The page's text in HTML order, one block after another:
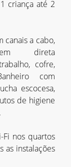
criança até 2
canais a cabo,
direta
cofre,
com
escocesa,
de higiene
Fi nos quartos
as instalações